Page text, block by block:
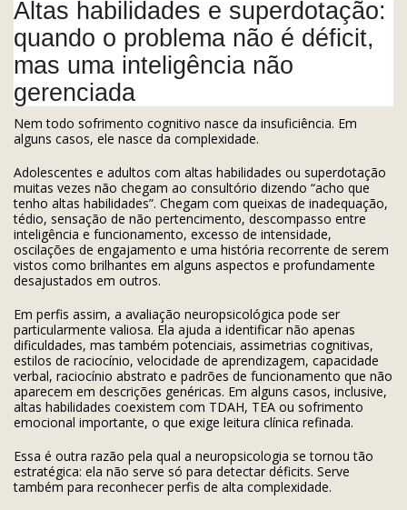
Altas habilidades e superdotação:
quando o problema não é déficit,
mas uma inteligência não
gerenciada
Nem todo sofrimento cognitivo nasce da insuficiência. Em
alguns casos, ele nasce da complexidade.
Adolescentes e adultos com altas habilidades ou superdotação
muitas vezes não chegam ao consultório dizendo “acho que
tenho altas habilidades”. Chegam com queixas de inadequação,
tédio, sensação de não pertencimento, descompasso entre
inteligência e funcionamento, excesso de intensidade,
oscilações de engajamento e uma história recorrente de serem
vistos como brilhantes em alguns aspectos e profundamente
desajustados em outros.
Em perfis assim, a avaliação neuropsicológica pode ser
particularmente valiosa. Ela ajuda a identificar não apenas
dificuldades, mas também potenciais, assimetrias cognitivas,
estilos de raciocínio, velocidade de aprendizagem, capacidade
verbal, raciocínio abstrato e padrões de funcionamento que não
aparecem em descrições genéricas. Em alguns casos, inclusive,
altas habilidades coexistem com TDAH, TEA ou sofrimento
emocional importante, o que exige leitura clínica refinada.
Essa é outra razão pela qual a neuropsicologia se tornou tão
estratégica: ela não serve só para detectar déficits. Serve
também para reconhecer perfis de alta complexidade.